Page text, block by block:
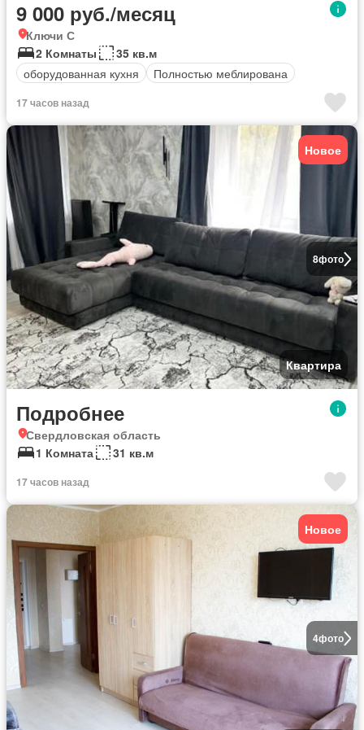
9 000 руб./месяц
Ключи С
2 Комнаты
35 кв.м
оборудованная кухня
Полностью меблирована
17 часов назад
8фото
Новое
Квартира
Подробнее
Свердловская область
1 Комната
31 кв.м
17 часов назад
4фото
Новое